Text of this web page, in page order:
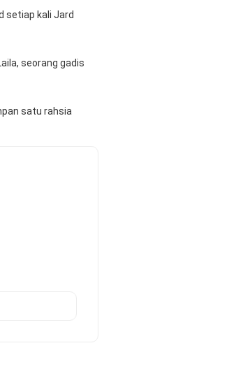
setiap kali Jard
seorang gadis
satu rahsia